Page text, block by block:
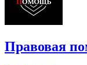
Правовая